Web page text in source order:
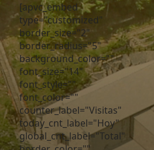
[apvc_embed
type="customized"
border_size="2"
border_radius="5"
background_color=""
font_size="14"
font_style=""
font_color=""
counter_label="Visitas"
today_cnt_label="Hoy"
global_cnt_label="Total"